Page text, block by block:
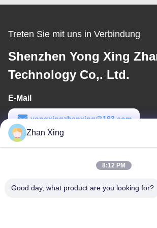
Treten Sie mit uns in Verbindung
Shenzhen Yong Xing
Technology Co,. Ltd.
E-Mail
yongxingzhanxing@163.com
Arbeitszeit
Zhan Xing
8:12 PM
Good day, what product are you looking for?